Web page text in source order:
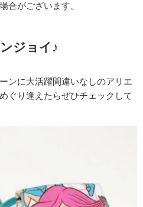
合がございます。
ジョイ♪
ンに大活躍間違いなしのアリエ
ぐり逢えたらぜひチェックして